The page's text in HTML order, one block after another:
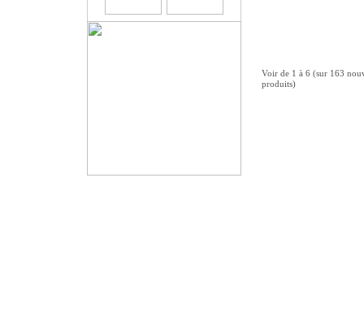
Voir de 1 à 6 (sur 163
produits)